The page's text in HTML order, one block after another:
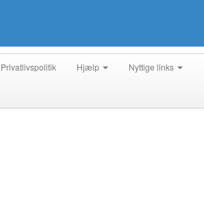
Privatlivspolitik Hjælp Nyttige links